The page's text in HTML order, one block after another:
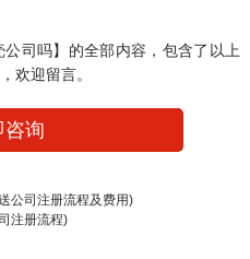
司吗】的全部内容，包含了以上
欢迎留言。
咨询
公司注册流程及费用)
注册流程)